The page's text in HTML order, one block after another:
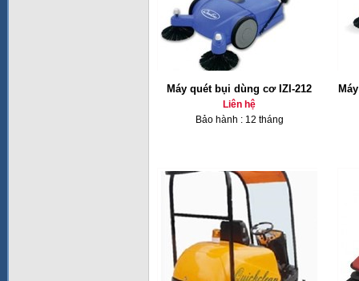
Máy quét bụi dùng cơ IZI-212
Liên hệ
Bảo hành : 12 tháng